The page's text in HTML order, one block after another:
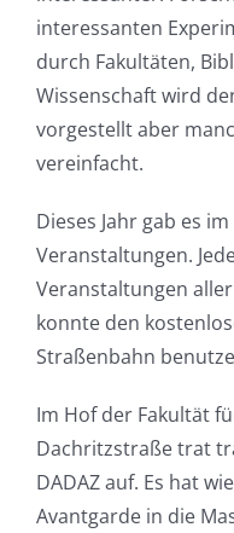
interessanten
durch Fakultäten,
Wissenschaft wird
vorgestellt aber
vereinfacht.
Dieses Jahr gab es
Veranstaltungen.
Veranstaltungen
konnte den
Straßenbahn
Im Hof der Fakultät
Dachritzstraße trat
DADAZ auf. Es hat
Avantgarde in die